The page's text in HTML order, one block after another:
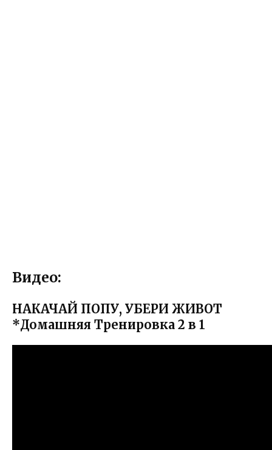
Видео:
НАКАЧАЙ ПОПУ, УБЕРИ ЖИВОТ
*Домашняя Тренировка 2 в 1